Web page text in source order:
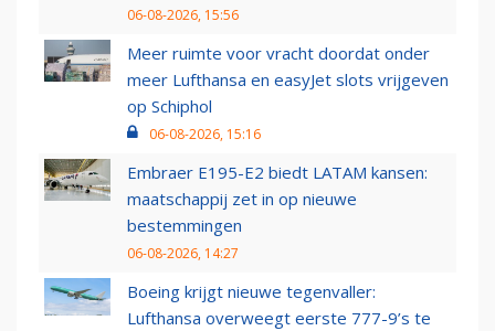
06-08-2026, 15:56
Meer ruimte voor vracht doordat onder
meer Lufthansa en easyJet slots vrijgeven
op Schiphol
06-08-2026, 15:16
Embraer E195-E2 biedt LATAM kansen:
maatschappij zet in op nieuwe
bestemmingen
06-08-2026, 14:27
Boeing krijgt nieuwe tegenvaller:
Lufthansa overweegt eerste 777-9’s te